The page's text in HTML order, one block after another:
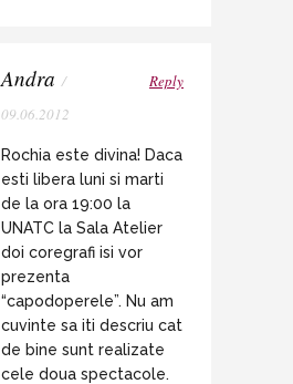
Andra /
09.06.2012
Reply
Rochia este divina! Daca
esti libera luni si marti
de la ora 19:00 la
UNATC la Sala Atelier
doi coregrafi isi vor
prezenta
“capodoperele”. Nu am
cuvinte sa iti descriu cat
de bine sunt realizate
cele doua spectacole.